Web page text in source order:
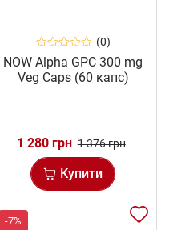
(0)
NOW Alpha GPC 300 mg
Veg Caps (60 капс)
1 280 грн 1 376 грн
Купити
-7%